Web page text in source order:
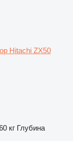
Hitachi ZX50
кг Глубина